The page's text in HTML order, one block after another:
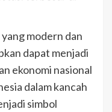
modern dan
dapat menjadi
ekonomi nasional
dalam kancah
simbol